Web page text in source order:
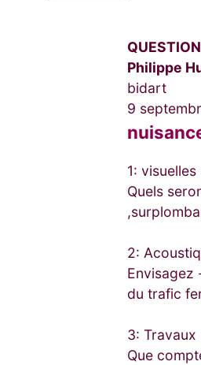
QUESTION
Philippe
bidart
9
1: visuelles
Quels
2:
Envisagez
du trafic
3: Travaux
Que